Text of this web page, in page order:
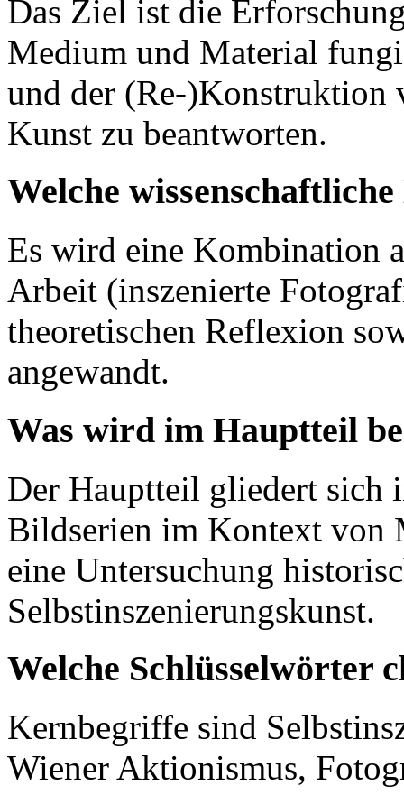
Das Ziel ist die
Medium und Material
und der (Re-
Kunst zu beantworten.
Welche
Es wird eine Kombination
Arbeit (inszenierte
theoretischen Reflexion
angewandt.
Was wird im Hauptteil
Der Hauptteil gliedert sich
Bildserien im Kontext von
eine Untersuchung
Selbstinszenierungskunst.
Welche Schlüsselwörter
Kernbegriffe sind
Wiener Aktionismus,